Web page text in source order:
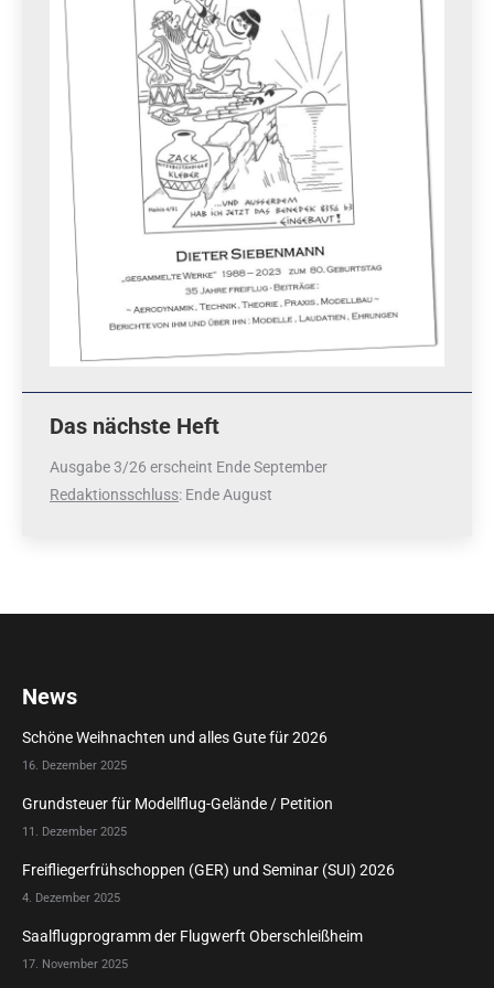
Das nächste Heft
Ausgabe 3/26 erscheint Ende September
Redaktionsschluss: Ende August
News
Schöne Weihnachten und alles Gute für 2026
16. Dezember 2025
Grundsteuer für Modellflug-Gelände / Petition
11. Dezember 2025
Freifliegerfrühschoppen (GER) und Seminar (SUI) 2026
4. Dezember 2025
Saalflugprogramm der Flugwerft Oberschleißheim
17. November 2025